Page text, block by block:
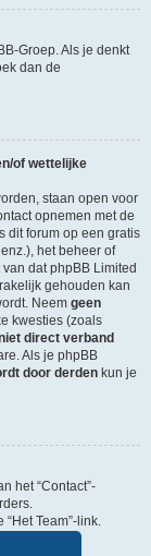
Groep. Als je denkt
dan de
of wettelijke
staan open voor
opnemen met de
dit forum op een gratis
het beheer of
dat phpBB Limited
gehouden kan
Neem geen
kwesties (zoals
direct verband
Als je phpBB
door derden kun je
het “Contact”-
Team”-link.